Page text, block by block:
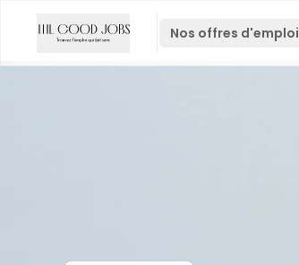
Nos offres d'emploi